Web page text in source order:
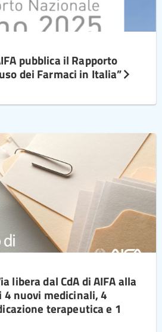
pubblica il Rapporto
dei Farmaci in Italia”
libera dal CdA di AIFA alla
nuovi medicinali, 4
terapeutica e 1